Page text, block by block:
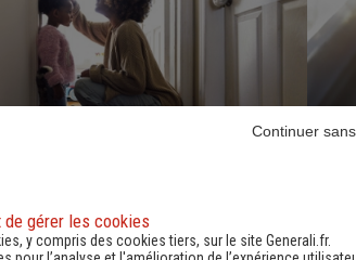
Découvrir
gérer les cookies
y compris des cookies tiers, sur le site Generali.fr.
Continuer